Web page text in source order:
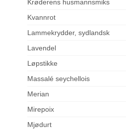
Krøderens husmannsmiks
Kvannrot
Lammekrydder, sydlandsk
Lavendel
Løpstikke
Massalé seychellois
Merian
Mirepoix
Mjødurt